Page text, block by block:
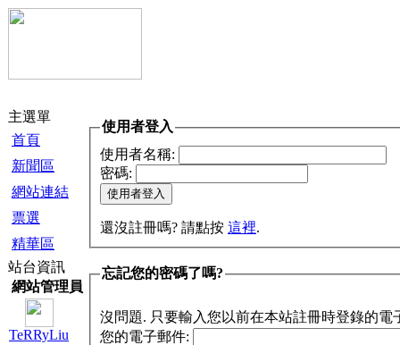
主選單
首頁
新聞區
網站連結
票選
精華區
站台資訊
網站管理員
TeRRyLiu
使用者登入
使用者名稱:
密碼:
還沒註冊嗎? 請點按 這裡.
忘記您的密碼了嗎?
沒問題. 只要輸入您以前在本站註冊時登錄的電
您的電子郵件: